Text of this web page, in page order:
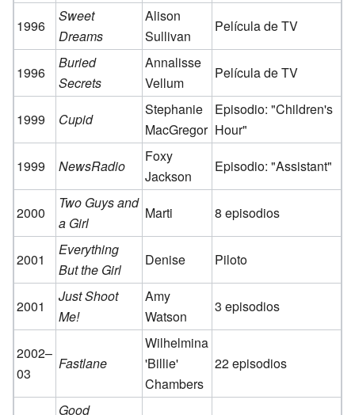
1996
Sweet
Dreams
Alison
Sullivan
Película de TV
1996
Buried
Secrets
Annalisse
Vellum
Película de TV
1999 Cupid
Stephanie
MacGregor
Episodio: "Children's
Hour"
1999
NewsRadio
Foxy
Jackson
Episodio: "Assistant"
2000
Two Guys and
a Girl
Marti 8 episodios
2001
Everything
But the Girl
Denise Piloto
2001
Just Shoot
Me!
Amy
Watson
3 episodios
2002–
03
Fastlane
Wilhelmina
'Billie'
Chambers
22 episodios
Good